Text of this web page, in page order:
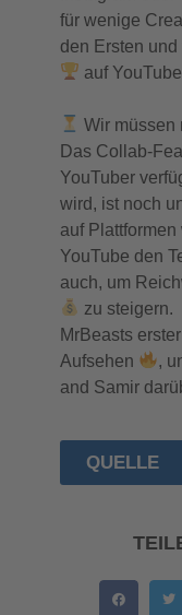
für wenige
den Ersten
auf
Wir müssen
Das Collab-
YouTuber
wird, ist noch
auf Plattformen
YouTube den
auch, um
zu steigern.
MrBeasts
Aufsehen
,
and Samir
QUELLE